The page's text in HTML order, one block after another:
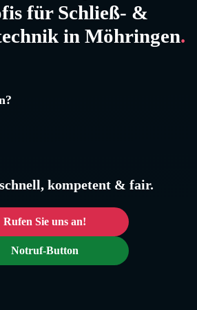
für Schließ- &
in Möhringen.
kompetent & fair.
Rufen Sie uns an!
Notruf-Button